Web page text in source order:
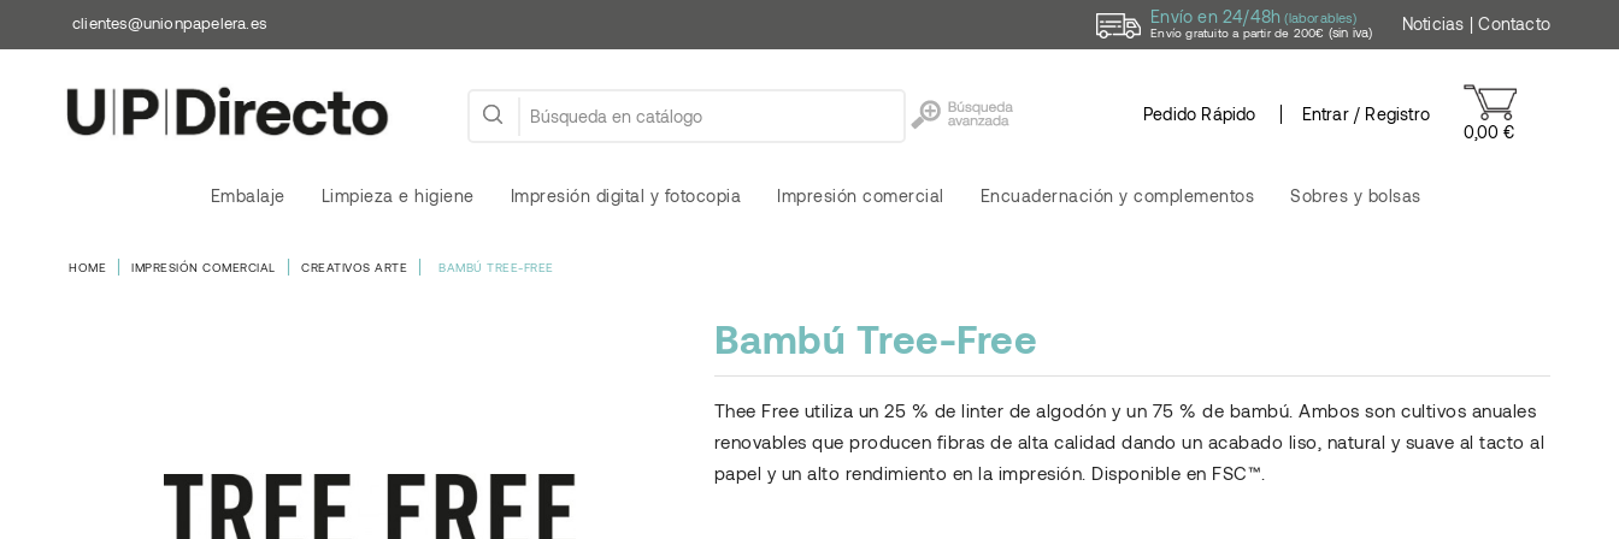
clientes@unionpapelera.es Envío en 24/48h (laborables)
Envío gratuito a partir de 200€ (sin iva) Noticias |Contacto
0,00 €
Entrar / Registro
Pedido Rápido
Embalaje Limpieza e higiene Impresión digital y fotocopia Impresión comercial Encuadernación y complementos Sobres y bolsas
HOME IMPRESIÓN COMERCIAL CREATIVOS ARTE BAMBÚ TREE-FREE
Bambú Tree-Free
Thee Free utiliza un 25 % de linter de algodón y un 75 % de bambú. Ambos son cultivos anuales
renovables que producen fibras de alta calidad dando un acabado liso, natural y suave al tacto al
papel y un alto rendimiento en la impresión. Disponible en FSC™.